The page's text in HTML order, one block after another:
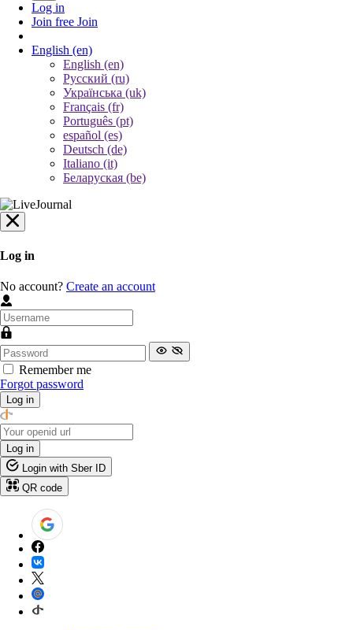
Log in
Join free Join
English (en)
English (en)
Русский (ru)
Українська (uk)
Français (fr)
Português (pt)
español (es)
Deutsch (de)
Italiano (it)
Беларуская (be)
Log in
No account? Create an account
Remember me
Forgot password
Log in
Log in
Login with Sber ID
QR code